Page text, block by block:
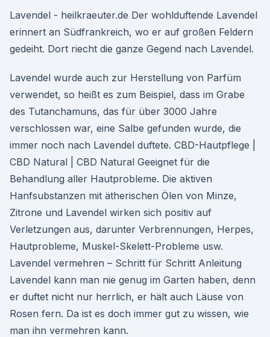
Lavendel - heilkraeuter.de Der wohlduftende Lavendel
erinnert an Südfrankreich, wo er auf großen Feldern
gedeiht. Dort riecht die ganze Gegend nach Lavendel.
Lavendel wurde auch zur Herstellung von Parfüm
verwendet, so heißt es zum Beispiel, dass im Grabe
des Tutanchamuns, das für über 3000 Jahre
verschlossen war, eine Salbe gefunden wurde, die
immer noch nach Lavendel duftete. CBD-Hautpflege |
CBD Natural | CBD Natural Geeignet für die
Behandlung aller Hautprobleme. Die aktiven
Hanfsubstanzen mit ätherischen Ölen von Minze,
Zitrone und Lavendel wirken sich positiv auf
Verletzungen aus, darunter Verbrennungen, Herpes,
Hautprobleme, Muskel-Skelett-Probleme usw.
Lavendel vermehren – Schritt für Schritt Anleitung
Lavendel kann man nie genug im Garten haben, denn
er duftet nicht nur herrlich, er hält auch Läuse von
Rosen fern. Da ist es doch immer gut zu wissen, wie
man ihn vermehren kann.